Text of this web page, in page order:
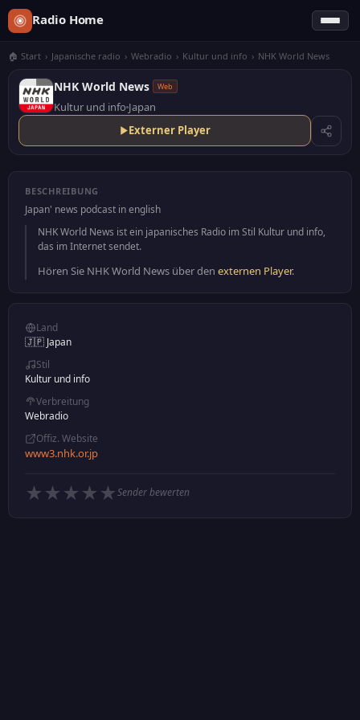
Radio Home
🏠 Start › Japanische radio › Webradio › Kultur und info › NHK World News
NHK World News Web
Kultur und info Japan
Externer Player
BESCHREIBUNG
Japan' news podcast in english
NHK World News ist ein japanisches Radio im Stil Kultur und info,
das im Internet sendet.
Hören Sie NHK World News über den externen Player.
Land
🇯🇵 Japan
Stil
Kultur und info
Verbreitung
Webradio
Offiz. Website
www3.nhk.or.jp
★ ★ ★ ★ ★Sender bewerten